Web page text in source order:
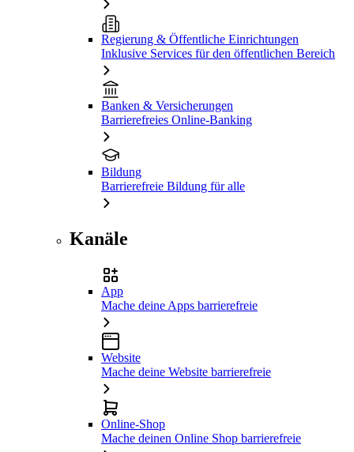
Regierung & Öffentliche Einrichtungen
Inklusive Services für den öffentlichen Bereich
Banken & Versicherungen
Barrierefreies Online-Banking
Bildung
Barrierefreie Bildung für alle
Kanäle
App
Mache deine Apps barrierefreie
Website
Mache deine Website barrierefreie
Online-Shop
Mache deinen Online Shop barrierefreie